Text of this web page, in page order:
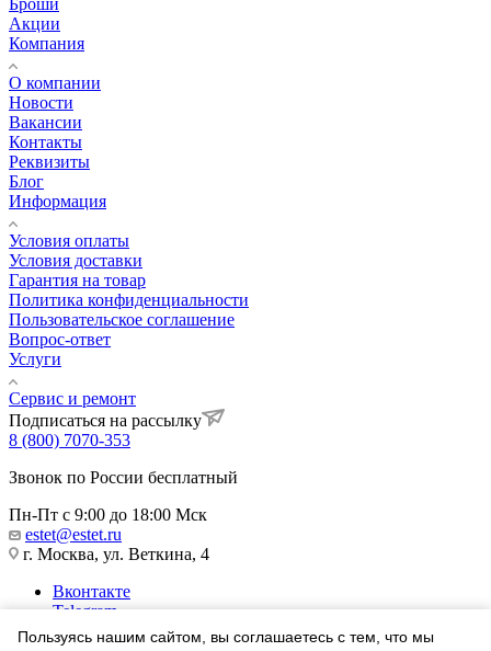
Броши
Акции
Компания
О компании
Новости
Вакансии
Контакты
Реквизиты
Блог
Информация
Условия оплаты
Условия доставки
Гарантия на товар
Политика конфиденциальности
Пользовательское соглашение
Вопрос-ответ
Услуги
Сервис и ремонт
Подписаться на рассылку
8 (800) 7070-353
Звонок по России бесплатный
Пн-Пт с 9:00 до 18:00 Мск
estet@estet.ru
г. Москва, ул. Веткина, 4
Вконтакте
Telegram
Одноклассники
Пользуясь нашим сайтом, вы соглашаетесь с тем, что мы